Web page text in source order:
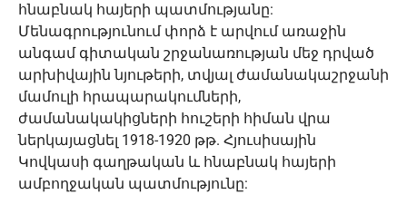
հնաբնակ հայերի պատմությանը:
Մենագրությունում փորձ է արվում առաջին
անգամ գիտական շրջանառության մեջ դրված
արխիվային նյութերի, տվյալ ժամանակաշրջանի
մամուլի հրապարակումների,
ժամանակակիցների հուշերի հիման վրա
ներկայացնել 1918-1920 թթ. Հյուսիսային
Կովկասի գաղթական և հնաբնակ հայերի
ամբողջական պատմությունը: